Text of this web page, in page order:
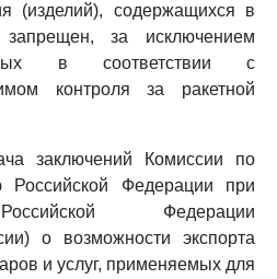
(изделий), содержащихся в
за исключением
в соответствии с
контроля за ракетной
заключений Комиссии по
Российской Федерации при
Федерации
о возможности экспорта
и услуг, применяемых для